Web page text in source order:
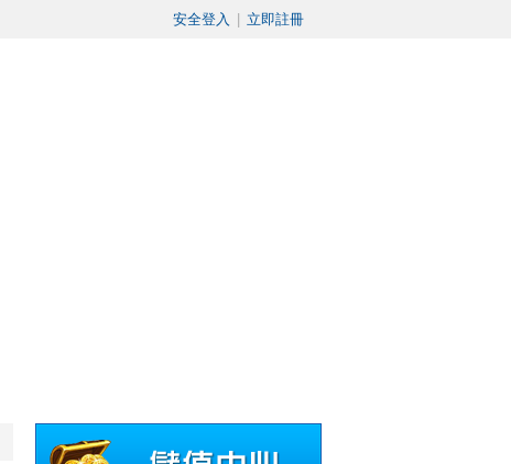
安全登入 立即註冊